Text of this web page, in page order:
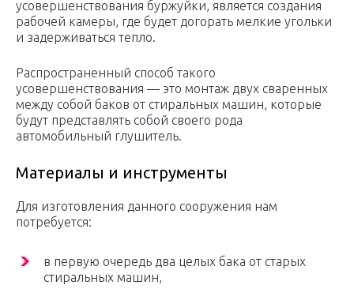
усовершенствования буржуйки, является создания
рабочей камеры, где будет догорать мелкие угольки
и задерживаться тепло.
Распространенный способ такого
усовершенствования — это монтаж двух сваренных
между собой баков от стиральных машин, которые
будут представлять собой своего рода
автомобильный глушитель.
Материалы и инструменты
Для изготовления данного сооружения нам
потребуется:
в первую очередь два целых бака от старых
стиральных машин,